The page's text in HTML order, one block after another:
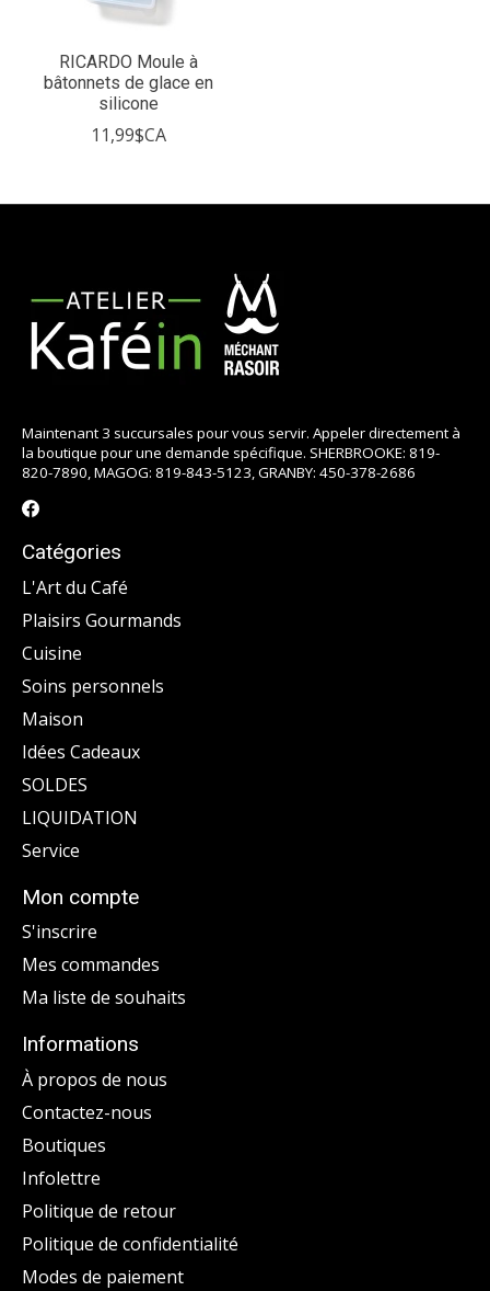
RICARDO Moule à
bâtonnets de glace en
silicone
11,99$CA
Maintenant 3 succursales pour vous servir. Appeler directement à
la boutique pour une demande spécifique. SHERBROOKE: 819-
820-7890, MAGOG: 819-843-5123, GRANBY: 450-378-2686
Catégories
L'Art du Café
Plaisirs Gourmands
Cuisine
Soins personnels
Maison
Idées Cadeaux
SOLDES
LIQUIDATION
Service
Mon compte
S'inscrire
Mes commandes
Ma liste de souhaits
Informations
À propos de nous
Contactez-nous
Boutiques
Infolettre
Politique de retour
Politique de confidentialité
Modes de paiement